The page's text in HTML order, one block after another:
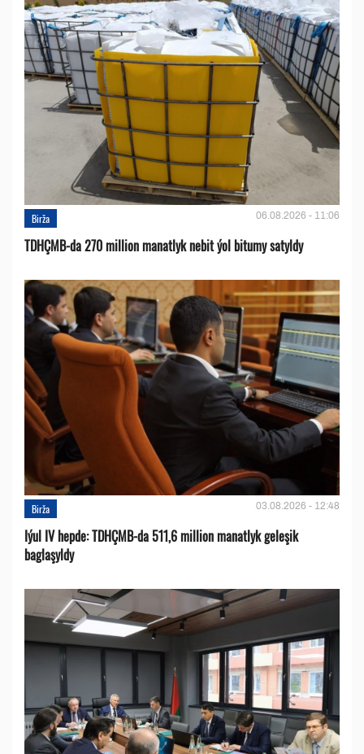
Birža 06.08.2026 - 11:06
TDHÇMB-da 270 million manatlyk nebit ýol bitumy satyldy
Birža 03.08.2026 - 12:48
Iýul IV hepde: TDHÇMB-da 511,6 million manatlyk geleşik
baglaşyldy